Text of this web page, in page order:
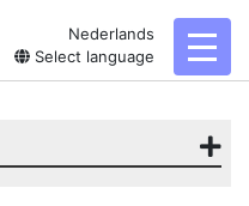
Nederlands
Select language